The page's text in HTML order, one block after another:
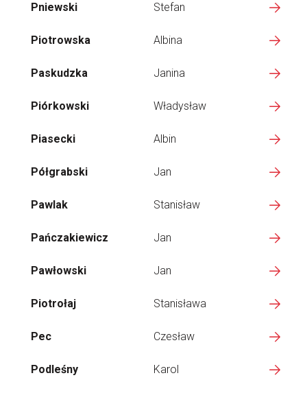
Pniewski Stefan
Piotrowska Albina
Paskudzka Janina
Piórkowski Władysław
Piasecki Albin
Półgrabski Jan
Pawlak Stanisław
Pańczakiewicz Jan
Pawłowski Jan
Piotrołaj Stanisława
Pec Czesław
Podleśny Karol